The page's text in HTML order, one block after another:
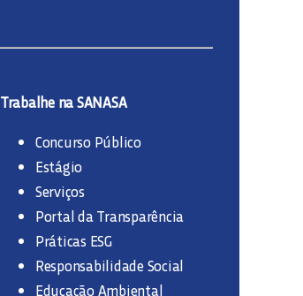
Trabalhe na SANASA
Concurso Público
Estágio
Serviços
Portal da Transparência
Práticas ESG
Responsabilidade Social
Educação Ambiental